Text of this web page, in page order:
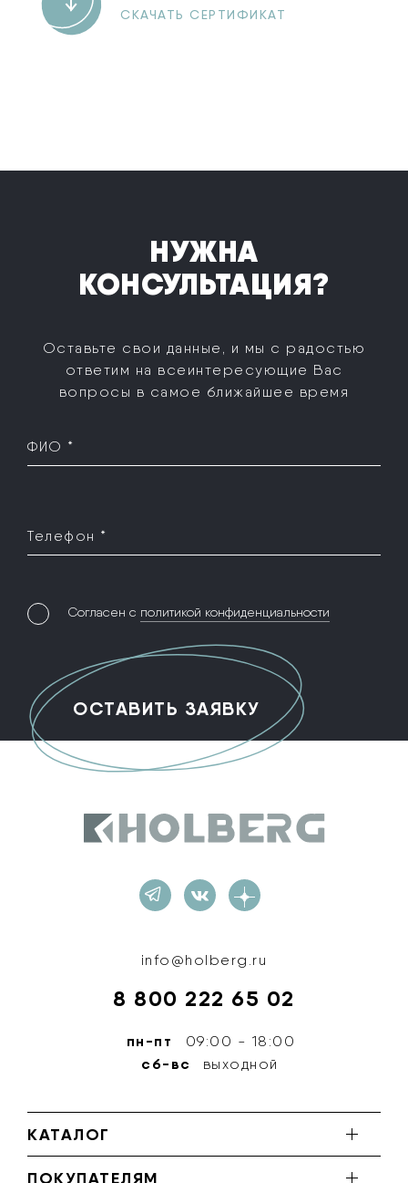
СКАЧАТЬ СЕРТИФИКАТ
НУЖНА
КОНСУЛЬТАЦИЯ?
Оставьте свои данные, и мы с радостью
ответим на все интересующие Вас
вопросы в самое ближайшее время
ФИО *
Телефон *
Согласен с политикой конфиденциальности
info@holberg.ru
8 800 222 65 02
пн-пт 09:00 - 18:00
сб-вс выходной
КАТАЛОГ
ПОКУПАТЕЛЯМ